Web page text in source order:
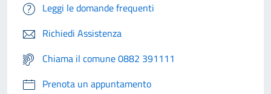
Leggi le domande frequenti
Richiedi Assistenza
Chiama il comune 0882 391111
Prenota un appuntamento